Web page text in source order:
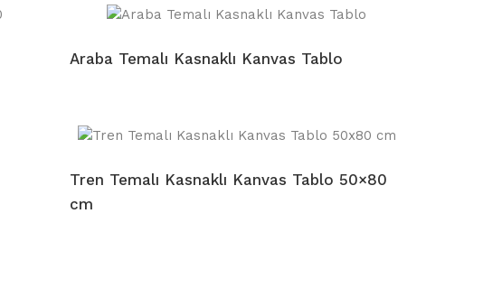
Araba Temalı Kasnaklı Kanvas Tablo
Tren Temalı Kasnaklı Kanvas Tablo 50×80
cm